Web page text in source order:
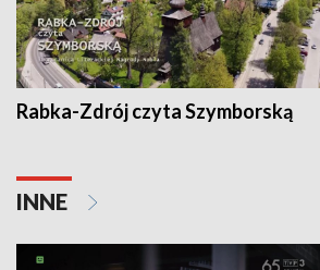
Rabka-Zdrój czyta Szymborską
INNE